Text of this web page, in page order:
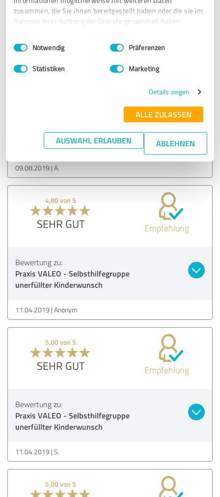
zusammen, die Sie ihnen bereitgestellt haben oder die sie im
Rahmen Ihrer Nutzung der Dienste gesammelt haben.
Impressum Datenschutzbestimmungen
Einwilligungsauswahl
Notwendig Präferenzen
Statistiken Marketing
Details zeigen
ALLE ZULASSEN
AUSWAHL ERLAUBEN ABLEHNEN
11.08.2019 Anonym
Praxis VALEO - Selbsthilfegruppe
unerfüllter Kinderwunsch
09.08.2019 A.
4,80 von 5
SEHR GUT Empfehlung
Bewertung zu:
Praxis VALEO - Selbsthilfegruppe
unerfüllter Kinderwunsch
11.04.2019 Anonym
5,00 von 5
SEHR GUT Empfehlung
Bewertung zu:
Praxis VALEO - Selbsthilfegruppe
unerfüllter Kinderwunsch
11.04.2019 S.
5,00 von 5